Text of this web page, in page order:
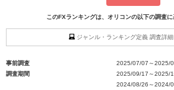
このFXランキングは、オリコンの以下の調査に
ジャンル・ランキング定義 調査詳
事前調査
2025/07/07～2025/
調査期間
2025/09/17～2025/
2024/08/26～2024/